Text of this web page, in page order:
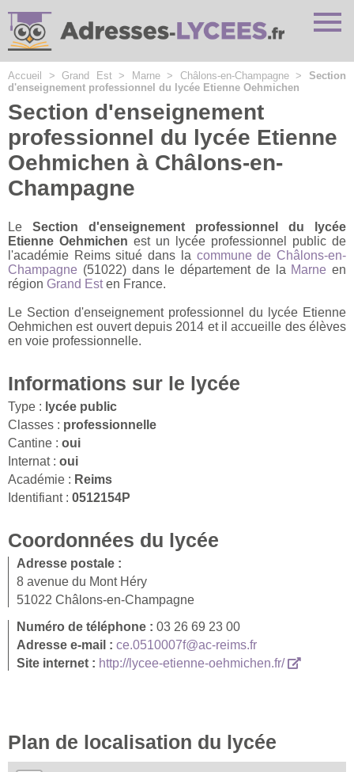
Accueil >Grand Est> Marne> Châlons-en-Champagne>Section
d'enseignement professionnel du lycée Etienne Oehmichen
Section d'enseignement
professionnel du lycée Etienne
Oehmichen à Châlons-en-
Champagne
Le Section d'enseignement professionnel du lycée
Etienne Oehmichen est un lycée professionnel public de
l'académie Reims situé dans la commune de Châlons-en-
Champagne (51022) dans le département de la Marne en
région Grand Esten France.
Le Section d'enseignement professionnel du lycée Etienne
Oehmichen est ouvert depuis 2014 et il accueille des élèves
en voie professionnelle.
Informations sur le lycée
Type : lycée public
Classes : professionnelle
Cantine : oui
Internat : oui
Académie : Reims
Identifiant : 0512154P
Coordonnées du lycée
Adresse postale :
8 avenue du Mont Héry
51022 Châlons-en-Champagne
Numéro de téléphone : 03 26 69 23 00
Adresse e-mail : ce.0510007f@ac-reims.fr
Site internet : http://lycee-etienne-oehmichen.fr/
Plan de localisation du lycée